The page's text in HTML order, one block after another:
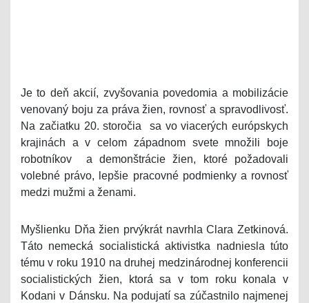
Je to deň akcií, zvyšovania povedomia a mobilizácie
venovaný boju za práva žien, rovnosť a spravodlivosť.
Na začiatku 20. storočia sa vo viacerých európskych
krajinách a v celom západnom svete množili boje
robotníkov a demonštrácie žien, ktoré požadovali
volebné právo, lepšie pracovné podmienky a rovnosť
medzi mužmi a ženami.
Myšlienku Dňa žien prvýkrát navrhla Clara Zetkinová.
Táto nemecká socialistická aktivistka nadniesla túto
tému v roku 1910 na druhej medzinárodnej konferencii
socialistických žien, ktorá sa v tom roku konala v
Kodani v Dánsku. Na podujatí sa zúčastnilo najmenej